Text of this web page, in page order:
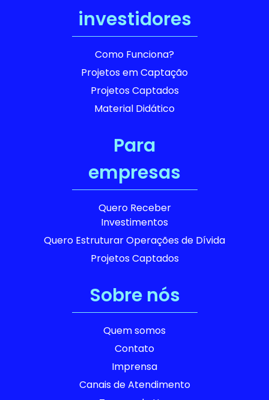
investidores
Como Funciona?
Projetos em Captação
Projetos Captados
Material Didático
Para
empresas
Quero Receber
Investimentos
Quero Estruturar Operações de Dívida
Projetos Captados
Sobre nós
Quem somos
Contato
Imprensa
Canais de Atendimento